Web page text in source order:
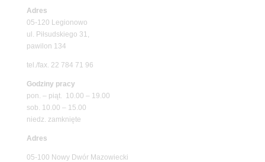
Adres
05-120 Legionowo
ul. Piłsudskiego 31,
pawilon 134
tel./fax. 22 784 71 96
Godziny pracy
pon. – piąt. 10.00 – 19.00
sob. 10.00 – 15.00
niedz. zamknięte
Adres
05-100 Nowy Dwór Mazowiecki